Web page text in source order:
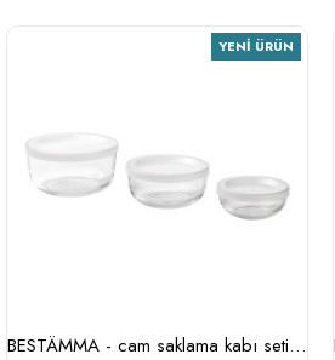
YENI ÜRÜN
BESTÄMMA - cam saklama kabı seti (cam)